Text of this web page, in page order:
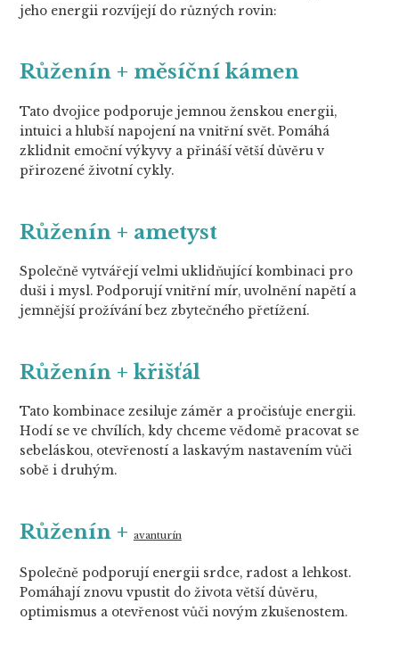
jeho energii rozvíjejí do různých rovin:
Růženín + měsíční kámen
Tato dvojice podporuje jemnou ženskou energii,
intuici a hlubší napojení na vnitřní svět. Pomáhá
zklidnit emoční výkyvy a přináší větší důvěru v
přirozené životní cykly.
Růženín + ametyst
Společně vytvářejí velmi uklidňující kombinaci pro
duši i mysl. Podporují vnitřní mír, uvolnění napětí a
jemnější prožívání bez zbytečného přetížení.
Růženín + křišťál
Tato kombinace zesiluje záměr a pročisťuje energii.
Hodí se ve chvílích, kdy chceme vědomě pracovat se
sebeláskou, otevřeností a laskavým nastavením vůči
sobě i druhým.
Růženín + avanturín
Společně podporují energii srdce, radost a lehkost.
Pomáhají znovu vpustit do života větší důvěru,
optimismus a otevřenost vůči novým zkušenostem.